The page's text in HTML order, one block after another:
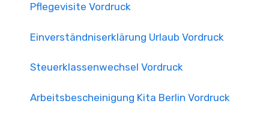
Pflegevisite Vordruck
Einverständniserklärung Urlaub Vordruck
Steuerklassenwechsel Vordruck
Arbeitsbescheinigung Kita Berlin Vordruck